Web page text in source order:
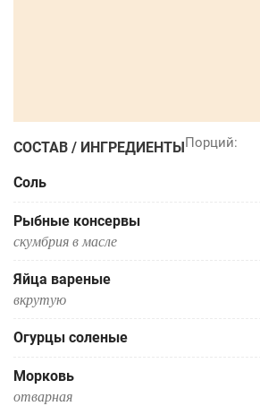
СОСТАВ / ИНГРЕДИЕНТЫ
Соль
Рыбные консервы
скумбрия в масле
Яйца вареные
вкрутую
Огурцы соленые
Морковь
отварная